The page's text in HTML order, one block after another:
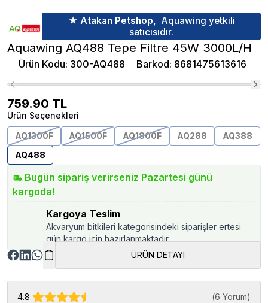
★ Atakan Petshop, Aquawing yetkili
satıcısıdır.
Aquawing AQ488 Tepe Filtre 45W 3000L/H
Ürün Kodu: 300-AQ488 Barkod: 8681475613616
759.90 TL
Ürün Seçenekleri
AQ1300F
AQ1500F AQ1800F AQ288
AQ388
AQ488
Bugün sipariş verirseniz Pazartesi günü
kargoda!
Kargoya Teslim
Akvaryum bitkileri kategorisindeki siparişler ertesi
gün kargo için hazırlanmaktadır.
ÜRÜN DETAYI
4.8 (6 Yorum)